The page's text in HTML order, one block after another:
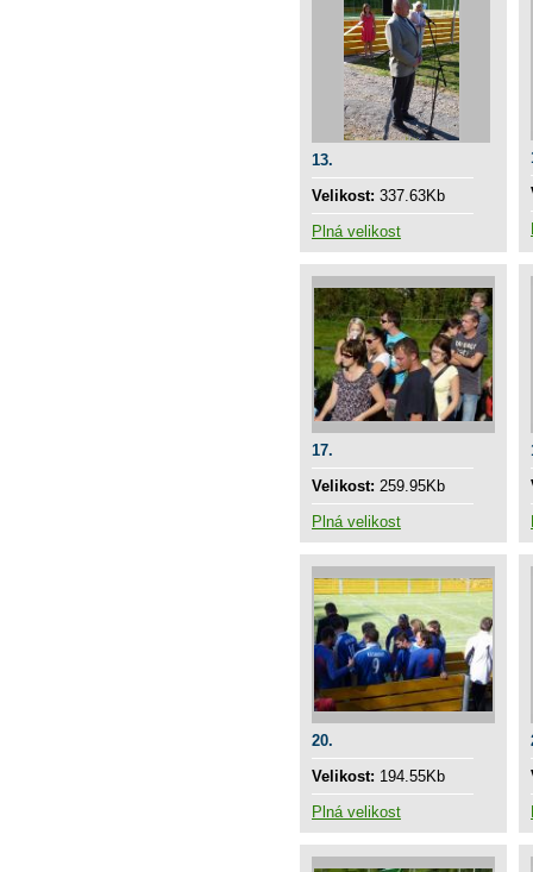
13.
Velikost: 337.63Kb
Plná velikost
17.
Velikost: 259.95Kb
Plná velikost
20.
Velikost: 194.55Kb
Plná velikost